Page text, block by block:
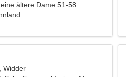
ältere Dame 51-58
Widder